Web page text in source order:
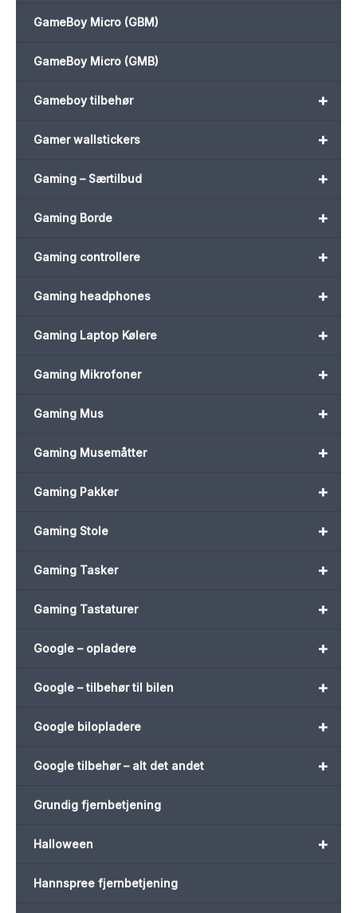
GameBoy Micro (GBM)
GameBoy Micro (GMB)
+
Gameboy tilbehør
+
Gamer wallstickers
+
Gaming – Særtilbud
+
Gaming Borde
+
Gaming controllere
+
Gaming headphones
+
Gaming Laptop Kølere
+
Gaming Mikrofoner
+
Gaming Mus
+
Gaming Musemåtter
+
Gaming Pakker
+
Gaming Stole
+
Gaming Tasker
+
Gaming Tastaturer
+
Google – opladere
+
Google – tilbehør til bilen
+
Google bilopladere
+
Google tilbehør – alt det andet
Grundig fjernbetjening
+
Halloween
Hannspree fjernbetjening